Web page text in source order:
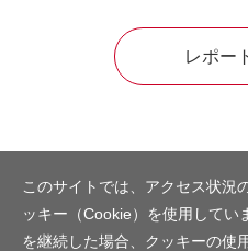
レポー
このサイトでは、アクセス状況
ッキー（Cookie）を使用してい
を継続した場合、クッキーの使